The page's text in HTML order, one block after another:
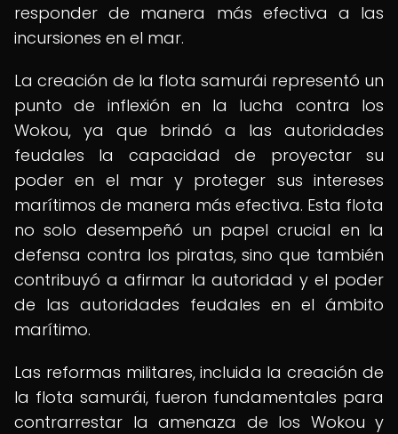
responder de manera más efectiva a las
incursiones en el mar.
La creación de la flota samurái representó un
punto de inflexión en la lucha contra los
Wokou, ya que brindó a las autoridades
feudales la capacidad de proyectar su
poder en el mar y proteger sus intereses
marítimos de manera más efectiva. Esta flota
no solo desempeñó un papel crucial en la
defensa contra los piratas, sino que también
contribuyó a afirmar la autoridad y el poder
de las autoridades feudales en el ámbito
marítimo.
Las reformas militares, incluida la creación de
la flota samurái, fueron fundamentales para
contrarrestar la amenaza de los Wokou y